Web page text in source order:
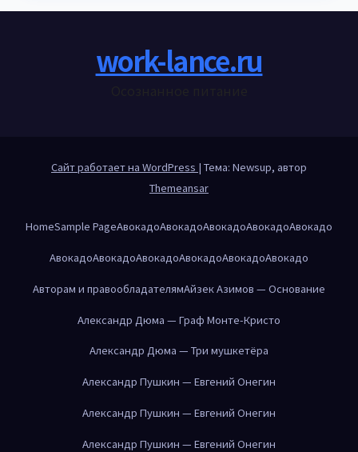
work-lance.ru
Сайт работает на WordPress | Тема: Newsup, автор
Themeansar
HomeSample PageАвокадоАвокадоАвокадоАвокадоАвокадо
АвокадоАвокадоАвокадоАвокадоАвокадоАвокадо
Авторам и правообладателямАйзек Азимов — Основание
Александр Дюма — Граф Монте-Кристо
Александр Дюма — Три мушкетёра
Александр Пушкин — Евгений Онегин
Александр Пушкин — Евгений Онегин
Александр Пушкин — Евгений Онегин